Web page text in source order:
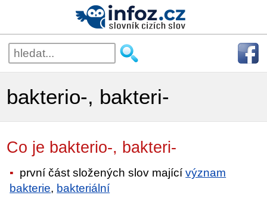
bakterio-, bakteri-
Co je bakterio-, bakteri-
první část složených slov majícívýznam
bakterie, bakteriální